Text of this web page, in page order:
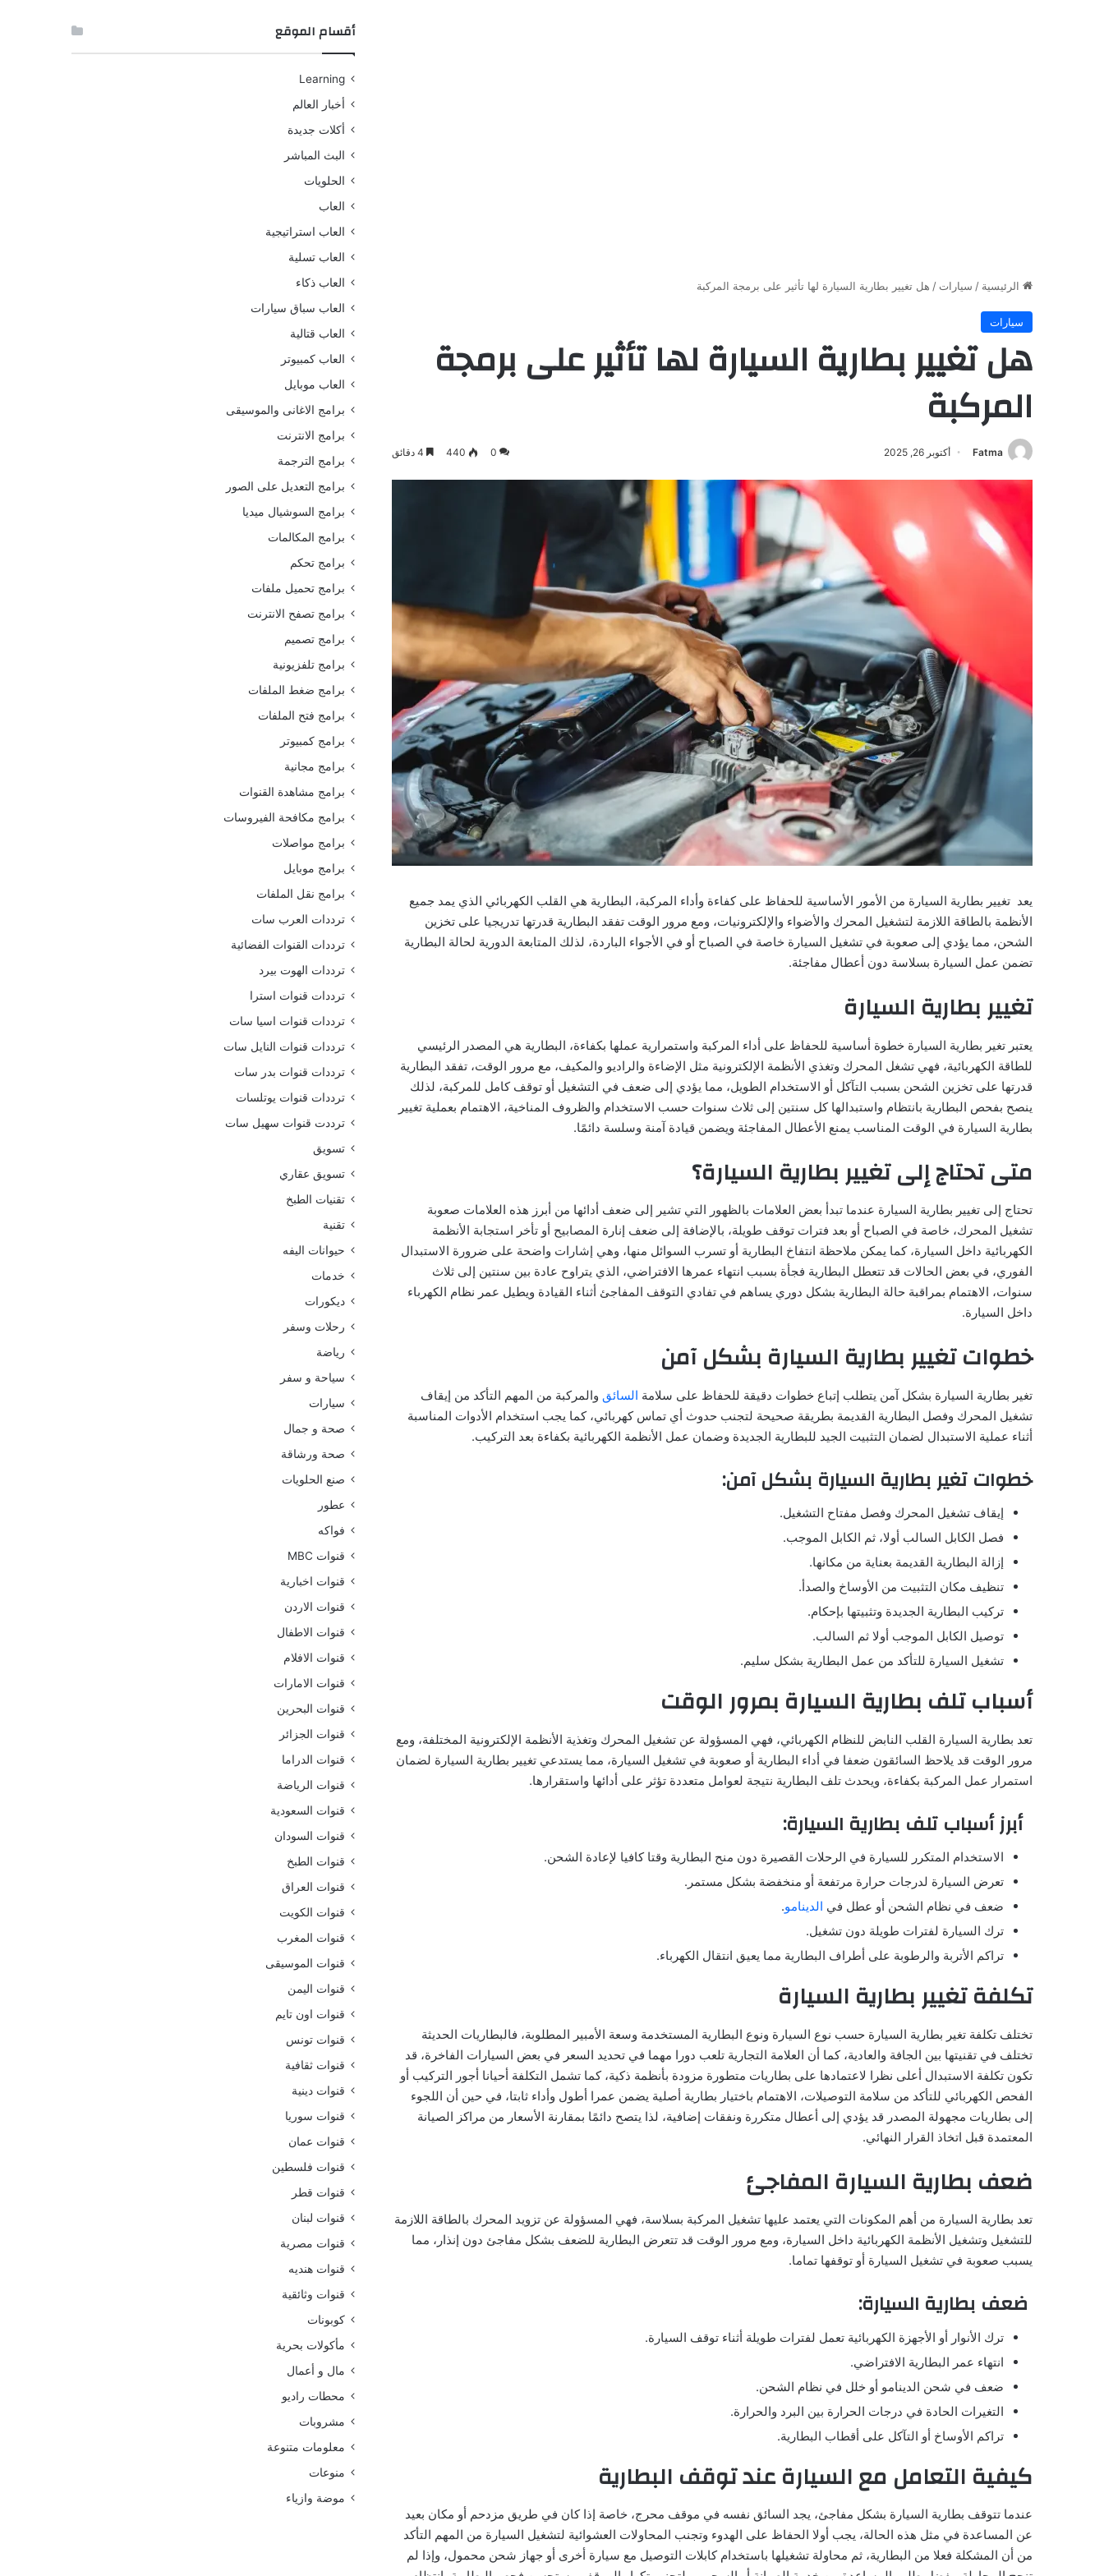
الرئيسية / سيارات / هل تغيير بطارية السيارة لها تأثير على برمجة المركبة
سيارات
هل تغيير بطارية السيارة لها تأثير على برمجة
المركبة
Fatma أكتوبر 26, 2025 0
440
يعد تغيير بطارية السيارة من الأمور الأساسية للحفاظ على كفاءة وأداء المركبة، البطارية هي القلب الكهربائي الذي يمد جميع
الأنظمة بالطاقة اللازمة لتشغيل المحرك والأضواء والإلكترونيات، ومع مرور الوقت تفقد البطارية قدرتها تدريجيا على تخزين
الشحن، مما يؤدي إلى صعوبة في تشغيل السيارة خاصة في الصباح أو في الأجواء الباردة، لذلك المتابعة الدورية لحالة البطارية
تضمن عمل السيارة بسلاسة دون أعطال مفاجئة.
تغيير بطارية السيارة
يعتبر تغير بطارية السيارة خطوة أساسية للحفاظ على أداء المركبة واستمرارية عملها بكفاءة، البطارية هي المصدر الرئيسي
للطاقة الكهربائية، فهي تشغل المحرك وتغذي الأنظمة الإلكترونية مثل الإضاءة والراديو والمكيف، مع مرور الوقت، تفقد البطارية
قدرتها على تخزين الشحن بسبب التآكل أو الاستخدام الطويل، مما يؤدي إلى ضعف في التشغيل أو توقف كامل للمركبة، لذلك
ينصح بفحص البطارية بانتظام واستبدالها كل سنتين إلى ثلاث سنوات حسب الاستخدام والظروف المناخية، الاهتمام بعملية تغيير
بطارية السيارة في الوقت المناسب يمنع الأعطال المفاجئة ويضمن قيادة آمنة وسلسة دائمًا.
متى تحتاج إلى تغيير بطارية السيارة؟
تحتاج إلى تغيير بطارية السيارة عندما تبدأ بعض العلامات بالظهور التي تشير إلى ضعف أدائها من أبرز هذه العلامات صعوبة
تشغيل المحرك، خاصة في الصباح أو بعد فترات توقف طويلة، بالإضافة إلى ضعف إنارة المصابيح أو تأخر استجابة الأنظمة
الكهربائية داخل السيارة، كما يمكن ملاحظة انتفاخ البطارية أو تسرب السوائل منها، وهي إشارات واضحة على ضرورة الاستبدال
الفوري، في بعض الحالات قد تتعطل البطارية فجأة بسبب انتهاء عمرها الافتراضي، الذي يتراوح عادة بين سنتين إلى ثلاث
سنوات، الاهتمام بمراقبة حالة البطارية بشكل دوري يساهم في تفادي التوقف المفاجئ أثناء القيادة ويطيل عمر نظام الكهرباء
داخل السيارة.
خطوات تغيير بطارية السيارة بشكل آمن
تغير بطارية السيارة بشكل آمن يتطلب إتباع خطوات دقيقة للحفاظ على سلامة السائق والمركبة من المهم التأكد من إيقاف
تشغيل المحرك وفصل البطارية القديمة بطريقة صحيحة لتجنب حدوث أي تماس كهربائي، كما يجب استخدام الأدوات المناسبة
أثناء عملية الاستبدال لضمان التثبيت الجيد للبطارية الجديدة وضمان عمل الأنظمة الكهربائية بكفاءة بعد التركيب.
خطوات تغير بطارية السيارة بشكل آمن:
إيقاف تشغيل المحرك وفصل مفتاح التشغيل.
فصل الكابل السالب أولا، ثم الكابل الموجب.
إزالة البطارية القديمة بعناية من مكانها.
تنظيف مكان التثبيت من الأوساخ والصدأ.
تركيب البطارية الجديدة وتثبيتها بإحكام.
توصيل الكابل الموجب أولا ثم السالب.
تشغيل السيارة للتأكد من عمل البطارية بشكل سليم.
أسباب تلف بطارية السيارة بمرور الوقت
تعد بطارية السيارة القلب النابض للنظام الكهربائي، فهي المسؤولة عن تشغيل المحرك وتغذية الأنظمة الإلكترونية المختلفة، ومع
مرور الوقت قد يلاحظ السائقون ضعفا في أداء البطارية أو صعوبة في تشغيل السيارة، مما يستدعي تغيير بطارية السيارة لضمان
استمرار عمل المركبة بكفاءة، ويحدث تلف البطارية نتيجة لعوامل متعددة تؤثر على أدائها واستقرارها.
أبرز أسباب تلف بطارية السيارة:
الاستخدام المتكرر للسيارة في الرحلات القصيرة دون منح البطارية وقتا كافيا لإعادة الشحن.
تعرض السيارة لدرجات حرارة مرتفعة أو منخفضة بشكل مستمر.
ضعف في نظام الشحن أو عطل في الدينامو.
ترك السيارة لفترات طويلة دون تشغيل.
تراكم الأتربة والرطوبة على أطراف البطارية مما يعيق انتقال الكهرباء.
تكلفة تغيير بطارية السيارة
تختلف تكلفة تغير بطارية السيارة حسب نوع السيارة ونوع البطارية المستخدمة وسعة الأمبير المطلوبة، فالبطاريات الحديثة
تختلف في تقنيتها بين الجافة والعادية، كما أن العلامة التجارية تلعب دورا مهما في تحديد السعر في بعض السيارات الفاخرة، قد
تكون تكلفة الاستبدال أعلى نظرا لاعتمادها على بطاريات متطورة مزودة بأنظمة ذكية، كما تشمل التكلفة أحيانا أجور التركيب أو
الفحص الكهربائي للتأكد من سلامة التوصيلات، الاهتمام باختيار بطارية أصلية يضمن عمرا أطول وأداء ثابتا، في حين أن اللجوء
إلى بطاريات مجهولة المصدر قد يؤدي إلى أعطال متكررة ونفقات إضافية، لذا يتصح دائمًا بمقارنة الأسعار من مراكز الصيانة
المعتمدة قبل اتخاذ القرار النهائي.
ضعف بطارية السيارة المفاجئ
تعد بطارية السيارة من أهم المكونات التي يعتمد عليها تشغيل المركبة بسلاسة، فهي المسؤولة عن تزويد المحرك بالطاقة اللازمة
للتشغيل وتشغيل الأنظمة الكهربائية داخل السيارة، ومع مرور الوقت قد تتعرض البطارية للضعف بشكل مفاجئ دون إنذار، مما
يسبب صعوبة في تشغيل السيارة أو توقفها تماما.
ضعف بطارية السيارة:
ترك الأنوار أو الأجهزة الكهربائية تعمل لفترات طويلة أثناء توقف السيارة.
انتهاء عمر البطارية الافتراضي.
ضعف في شحن الدينامو أو خلل في نظام الشحن.
التغيرات الحادة في درجات الحرارة بين البرد والحرارة.
تراكم الأوساخ أو التآكل على أقطاب البطارية.
كيفية التعامل مع السيارة عند توقف البطارية
عندما تتوقف بطارية السيارة بشكل مفاجئ، يجد السائق نفسه في موقف محرج، خاصة إذا كان في طريق مزدحم أو مكان بعيد
عن المساعدة في مثل هذه الحالة، يجب أولا الحفاظ على الهدوء وتجنب المحاولات العشوائية لتشغيل السيارة من المهم التأكد
من أن المشكلة فعلا من البطارية، ثم محاولة تشغيلها باستخدام كابلات التوصيل مع سيارة أخرى أو جهاز شحن محمول، وإذا لم
أقسام الموقع
Learning
أخبار العالم
أكلات جديدة
البث المباشر
الحلويات
العاب
العاب استراتيجية
العاب تسلية
العاب ذكاء
العاب سباق سيارات
العاب قتالية
العاب كمبيوتر
العاب موبايل
برامج الاغانى والموسيقى
برامج الانترنت
برامج الترجمة
برامج التعديل على الصور
برامج السوشيال ميديا
برامج المكالمات
برامج تحكم
برامج تحميل ملفات
برامج تصفح الانترنت
برامج تصميم
برامج تلفزيونية
برامج ضغط الملفات
برامج فتح الملفات
برامج كمبيوتر
برامج مجانية
برامج مشاهدة القنوات
برامج مكافحة الفيروسات
برامج مواصلات
برامج موبايل
برامج نقل الملفات
ترددات العرب سات
ترددات القنوات الفضائية
ترددات الهوت بيرد
ترددات قنوات استرا
ترددات قنوات اسيا سات
ترددات قنوات النايل سات
ترددات قنوات بدر سات
ترددات قنوات يوتلسات
ترددت قنوات سهيل سات
تسويق
تسويق عقاري
تقنيات الطبخ
تقنية
حيوانات اليفه
خدمات
ديكورات
رحلات وسفر
رياضة
سياحة و سفر
سيارات
صحة و جمال
صحة ورشاقة
صنع الحلويات
عطور
فواكه
قنوات MBC
قنوات اخبارية
قنوات الاردن
قنوات الاطفال
قنوات الافلام
قنوات الامارات
قنوات البحرين
قنوات الجزائر
قنوات الدراما
قنوات الرياضة
قنوات السعودية
قنوات السودان
قنوات الطبخ
قنوات العراق
قنوات الكويت
قنوات المغرب
قنوات الموسيقى
قنوات اليمن
قنوات اون تايم
قنوات تونس
قنوات ثقافية
قنوات دينية
قنوات سوريا
قنوات عمان
قنوات فلسطين
قنوات قطر
قنوات لبنان
قنوات مصرية
قنوات هنديه
قنوات وثائقية
كوبونات
مأكولات بحرية
مال و أعمال
محطات راديو
مشروبات
معلومات متنوعة
منوعات
موضة وازياء